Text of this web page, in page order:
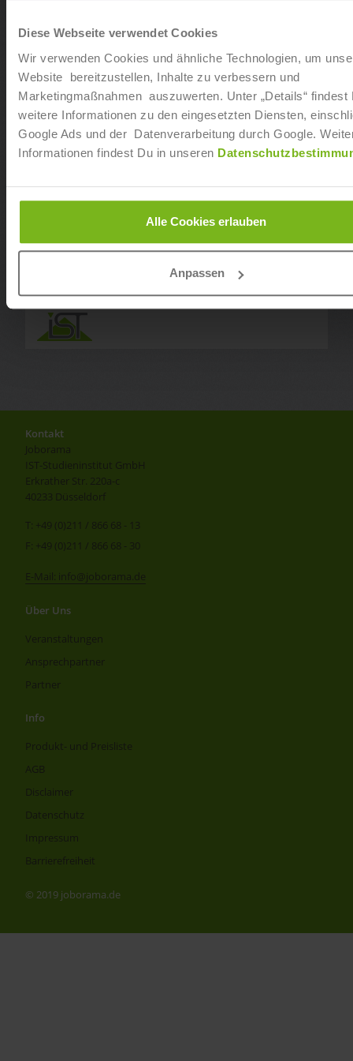
Diese Webseite verwendet Cookies
Wir verwenden Cookies und ähnliche Technologien, um
Website bereitzustellen, Inhalte zu verbessern und
Marketingmaßnahmen auszuwerten. Unter „Details“ findest
weitere Informationen zu den eingesetzten Diensten,
Google Ads und der Datenverarbeitung durch Google.
Informationen findest Du in unseren
Alle Cookies erlauben
Anpassen
QUALIFIKATIONEN
Eventmanagement
Geprüfter Veranstaltungsfachwirt (IHK)
Bachelor Kommunikation & Eventmanagement
Bachelor Kommunikation & Medienmanagement
Master Kommunikations- management
Kontakt
Joborama
IST-Studieninstitut GmbH
Erkrather Str. 220a-c
40233 Düsseldorf
T: +49 (0)211 / 866 68 - 13
F: +49 (0)211 / 866 68 - 30
E-Mail: info@joborama.de
Über Uns
Veranstaltungen
Ansprechpartner
Partner
Info
Produkt- und Preisliste
AGB
Disclaimer
Datenschutz
Impressum
Barrierefreiheit
© 2019 joborama.de